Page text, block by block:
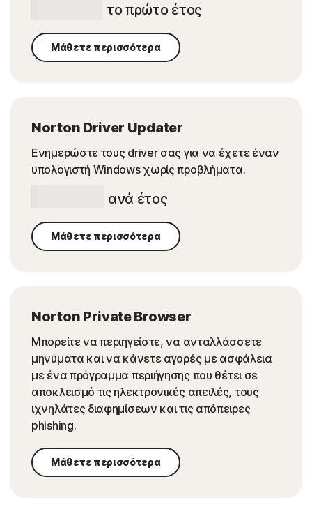
το πρώτο έτος
Μάθετε περισσότερα
Norton Driver Updater
Ενημερώστε τους driver σας για να έχετε έναν
υπολογιστή Windows χωρίς προβλήματα.
ανά έτος
Μάθετε περισσότερα
Norton Private Browser
Μπορείτε να περιηγείστε, να ανταλλάσσετε
μηνύματα και να κάνετε αγορές με ασφάλεια
με ένα πρόγραμμα περιήγησης που θέτει σε
αποκλεισμό τις ηλεκτρονικές απειλές, τους
ιχνηλάτες διαφημίσεων και τις απόπειρες
phishing.
Μάθετε περισσότερα